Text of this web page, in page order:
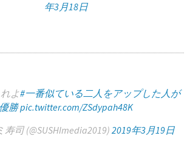
年3月18日
よ#一番似ている二人をアップした人が
優勝pic.twitter.com/ZSdypah48K
司 (@SUSHImedia2019) 2019年3月19日